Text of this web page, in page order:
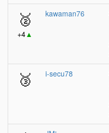
🥈
+4▲
kawaman76
🥉 i-secu78